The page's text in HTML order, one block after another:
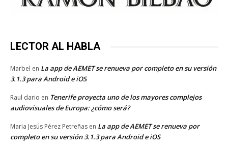
LECTOR AL HABLA
Marbel en La app de AEMET se renueva por completo en su versión
3.1.3 para Android e iOS
Raul dario en Tenerife proyecta uno de los mayores complejos
audiovisuales de Europa: ¿cómo será?
Maria Jesús Pérez Petreñas en La app de AEMET se renueva por
completo en su versión 3.1.3 para Android e iOS